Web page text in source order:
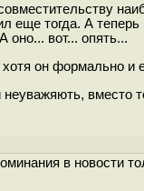
еще тогда. А
оно... вот... опять...
он формально и
вместо
в новости